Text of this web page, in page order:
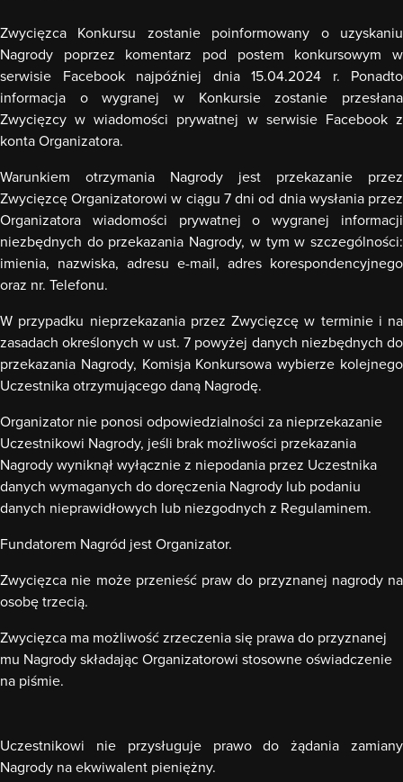
Zwycięzca Konkursu zostanie poinformowany o uzyskaniu
Nagrody poprzez komentarz pod postem konkursowym w
serwisie Facebook najpóźniej dnia 15.04.2024 r. Ponadto
informacja o wygranej w Konkursie zostanie przesłana
Zwycięzcy w wiadomości prywatnej w serwisie Facebook z
konta Organizatora.
Warunkiem otrzymania Nagrody jest przekazanie przez
Zwycięzcę Organizatorowi w ciągu 7 dni od dnia wysłania przez
Organizatora wiadomości prywatnej o wygranej informacji
niezbędnych do przekazania Nagrody, w tym w szczególności:
imienia, nazwiska, adresu e-mail, adres korespondencyjnego
oraz nr. Telefonu.
W przypadku nieprzekazania przez Zwycięzcę w terminie i na
zasadach określonych w ust. 7 powyżej danych niezbędnych do
przekazania Nagrody, Komisja Konkursowa wybierze kolejnego
Uczestnika otrzymującego daną Nagrodę.
Organizator nie ponosi odpowiedzialności za nieprzekazanie
Uczestnikowi Nagrody, jeśli brak możliwości przekazania
Nagrody wyniknął wyłącznie z niepodania przez Uczestnika
danych wymaganych do doręczenia Nagrody lub podaniu
danych nieprawidłowych lub niezgodnych z Regulaminem.
Fundatorem Nagród jest Organizator.
Zwycięzca nie może przenieść praw do przyznanej nagrody na
osobę trzecią.
Zwycięzca ma możliwość zrzeczenia się prawa do przyznanej
mu Nagrody składając Organizatorowi stosowne oświadczenie
na piśmie.
Uczestnikowi nie przysługuje prawo do żądania zamiany
Nagrody na ekwiwalent pieniężny.